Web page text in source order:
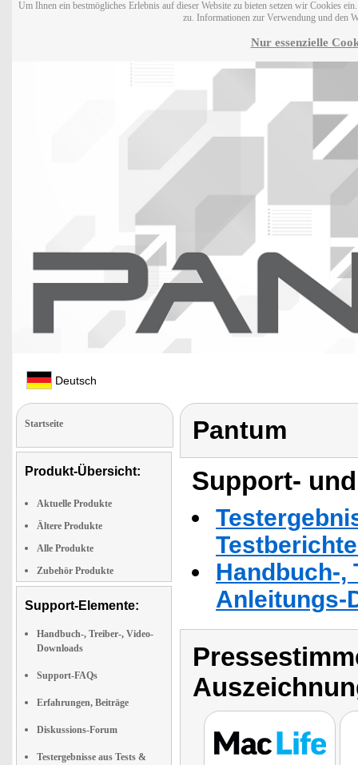
Um Ihnen ein bestmögliches Erlebnis auf dieser Website zu bieten setzen wir Cookies
zu. Informationen zur Verwendung und den
Nur essenzielle
Deutsch
Startseite
Produkt-Übersicht:
Aktuelle Produkte
Ältere Produkte
Alle Produkte
Zubehör Produkte
Support-Elemente:
Handbuch-, Treiber-, Video-
Downloads
Support-FAQs
Erfahrungen, Beiträge
Diskussions-Forum
Testergebnisse aus Tests &
Pantum
Support-
Handbuch-,
Anleitungs-